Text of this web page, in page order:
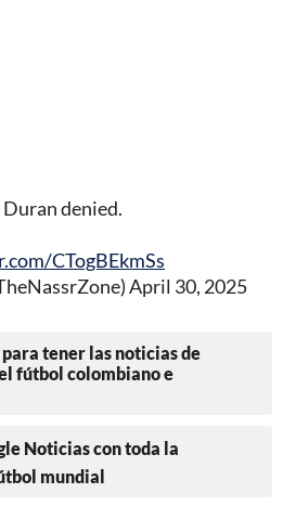
Duran denied.
CTogBEkmSs
April 30, 2025
tener las noticias de
fútbol colombiano e
Noticias con toda la
mundial